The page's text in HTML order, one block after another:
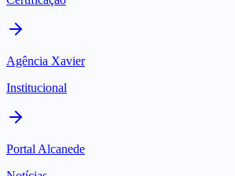
Agência Xavier
Institucional
Portal Alcanede